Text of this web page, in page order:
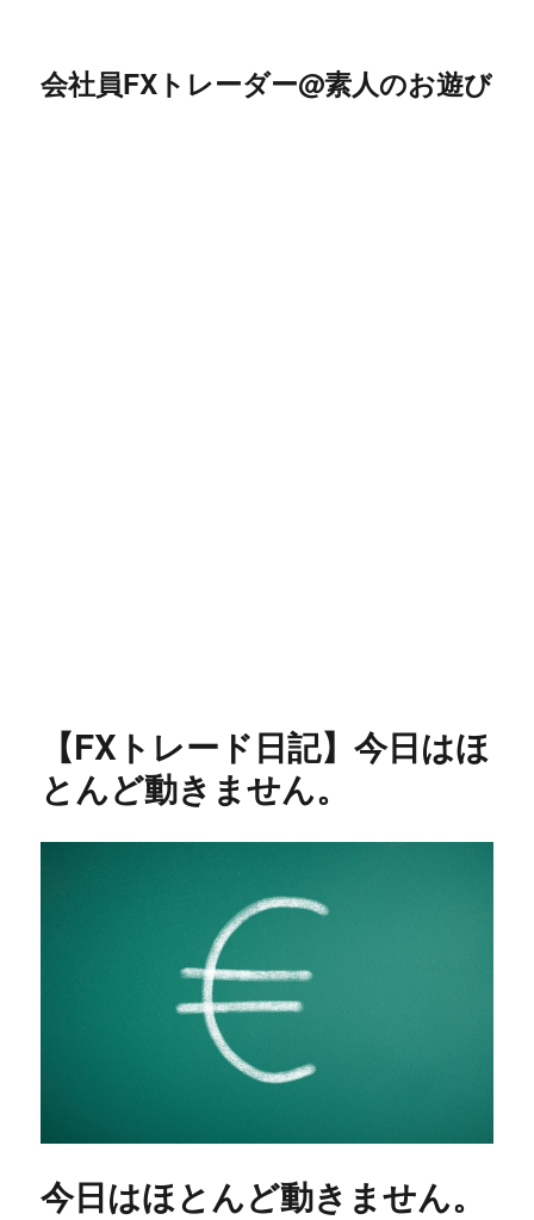
会社員FXトレーダー@素人のお遊び
【FXトレード日記】今日はほ
とんど動きません。
今日はほとんど動きません。